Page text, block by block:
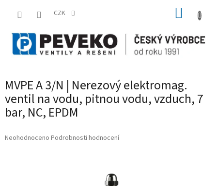
CZK
MVPE A 3/N | Nerezový elektromag.
ventil na vodu, pitnou vodu, vzduch, 7
bar, NC, EPDM
Průměrné
Neohodnoceno Podrobnosti hodnocení